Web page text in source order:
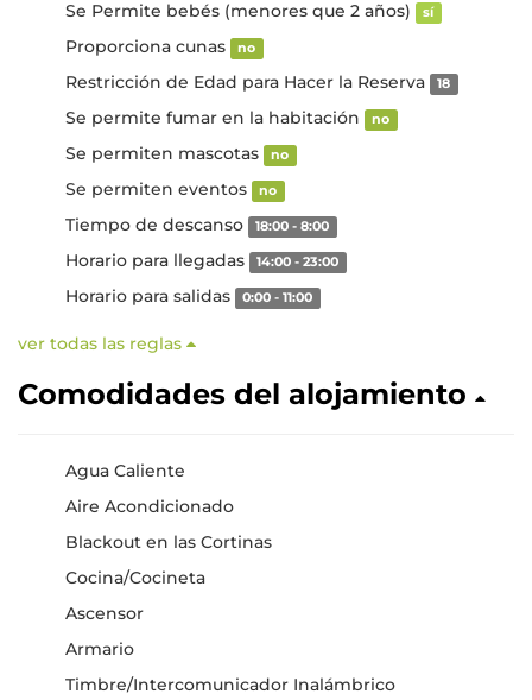
Se Permite bebés (menores que 2 años) sí
Proporciona cunas no
Restricción de Edad para Hacer la Reserva 18
Se permite fumar en la habitación no
Se permiten mascotas no
Se permiten eventos no
Tiempo de descanso 18:00 - 8:00
Horario para llegadas 14:00 - 23:00
Horario para salidas 0:00 - 11:00
ver todas las reglas
Comodidades del alojamiento
Agua Caliente
Aire Acondicionado
Blackout en las Cortinas
Cocina/Cocineta
Ascensor
Armario
Timbre/Intercomunicador Inalámbrico